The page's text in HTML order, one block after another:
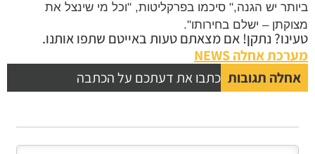
ביותר יש הגנה," סיכמו בפרקליטות, "וכל מי שינצל את
מצוקתן – ישלם בחירותו".
טעינו? נתקן! אם מצאתם טעות באייטם שתפו אותנו.
מערכת אחלה NEWS
אחלה תגובות כתבו את דעתכם על הכתבה